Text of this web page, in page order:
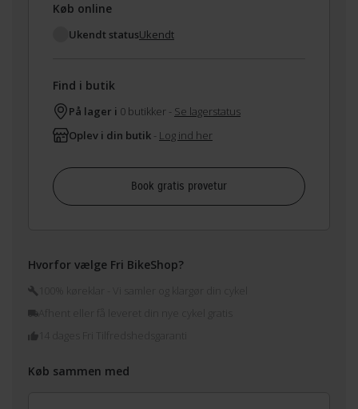
Køb online
Ukendt statusUkendt
Find i butik
På lager i 0 butikker - Se lagerstatus
Oplev i din butik - Log ind her
Book gratis prøvetur
Hvorfor vælge Fri BikeShop?
100% køreklar - Vi samler og klargør din cykel
14 dages Fri Tilfredshedsgaranti
Køb sammen med